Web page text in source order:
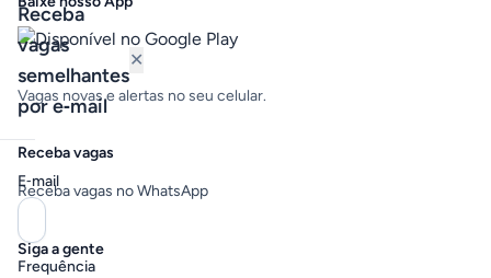
Receba
vagas
semelhantes
por e‑mail
✕
E‑mail
Frequência
Vagas novas e alertas no seu celular.
Receba vagas
Receba vagas no WhatsApp
Siga a gente